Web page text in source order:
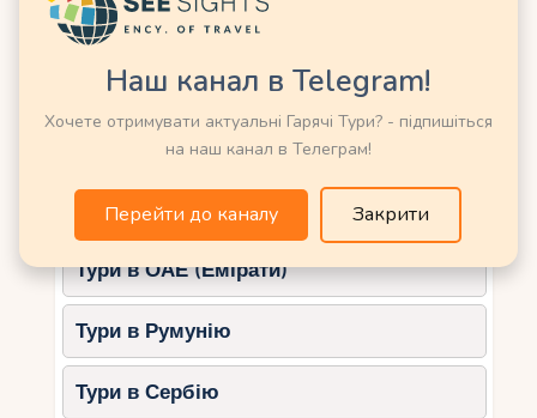
розслаблення.
Що спробувати:
Ручні масажні техніки з кокосовим
маслом
СПА-програми для пар із
романтичними ритуалами
Ванни з пелюстками квітів у власному
павільйоні
5.Constance Lemuria (острів
Праслен)
пропонує поєднання традиційних та
Тури в Мексику
Тури в Німеччину
Тури в Нову Зеландію
Тури в Норвегію
Тури в ОАЕ (Емірати)
Тури в Румунію
Тури в Сербію
Наш канал в Telegram!
Хочете отримувати актуальні Гарячі Тури? - підпишіться
на наш канал в Телеграм!
Перейти до каналу Закрити